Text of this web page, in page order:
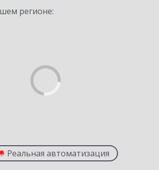
регионе:
Реальная автоматизация